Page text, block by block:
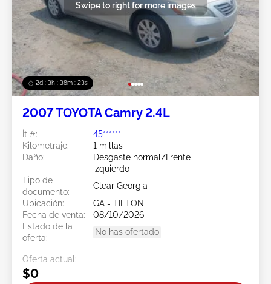
2d : 3h : 38m : 20s
Swipe to right for more images
2007 TOYOTA Camry 2.4L
Ít #:
45******
Kilometraje:
1 millas
Daño:
Desgaste normal/Frente
izquierdo
Tipo de
documento:
Clear Georgia
Ubicación:
GA - TIFTON
Fecha de venta:
08/10/2026
Estado de la
oferta:
No has ofertado
Oferta actual:
$0